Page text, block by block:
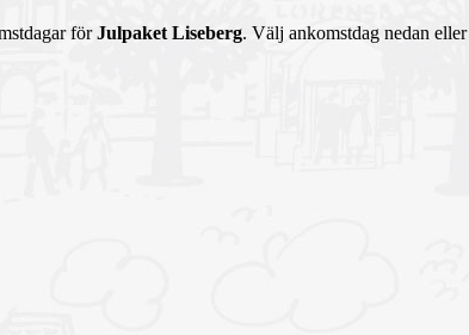
förJulpaket Liseberg. Välj ankomstdag nedan eller